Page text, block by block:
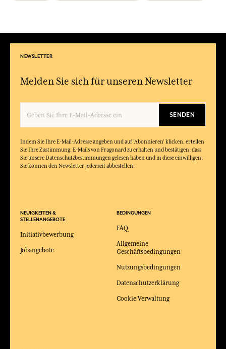
NEWSLETTER
Melden Sie sich für unseren Newsletter
SENDEN
Indem Sie Ihre E-Mail-Adresse angeben und auf 'Abonnieren' klicken, erteilen
Sie Ihre Zustimmung, E-Mails von Fragonard zu erhalten und bestätigen, dass
Sie unsere Datenschutzbestimmungen gelesen haben und in diese einwilligen.
Sie können den Newsletter jederzeit abbestellen.
BEDINGUNGEN
FAQ
Allgemeine
Geschäftsbedingungen
Nutzungsbedingungen
Datenschutzerklärung
Cookie Verwaltung
NEUIGKEITEN &
STELLENANGEBOTE
Initiativbewerbung
Jobangebote